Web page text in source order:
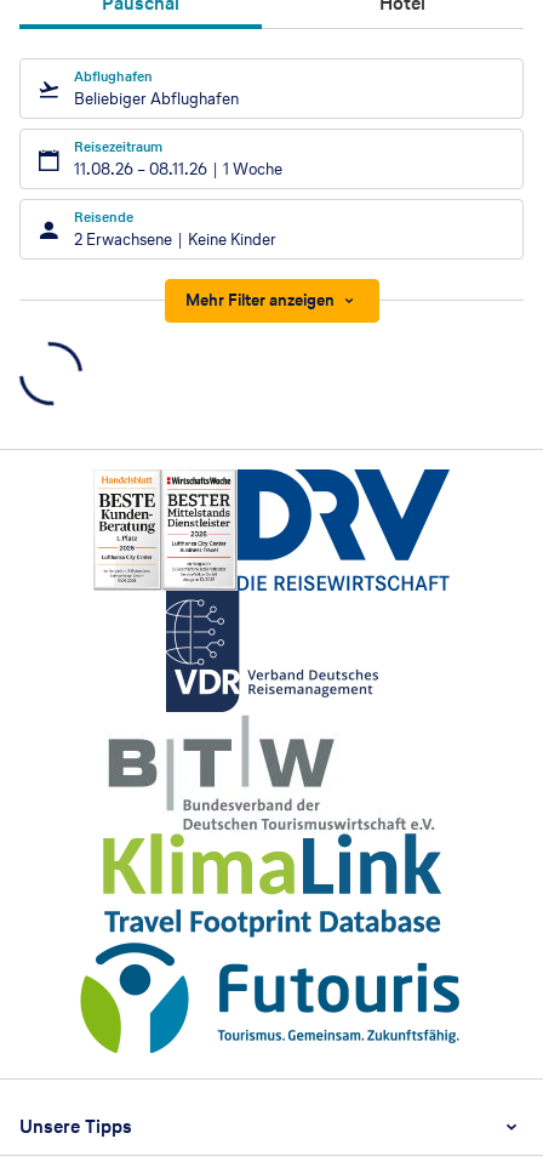
Abflughafen
Beliebiger Abflughafen
Reisezeitraum
11.08.26 –08.11.26 1 Woche
Reisende
2 Erwachsene Keine Kinder
Mehr Filter anzeigen
Unsere Tipps